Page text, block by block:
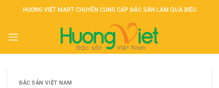
HƯƠNG VIỆT MART CHUYÊN CUNG CẤP ĐẶC SẢN LÀM QUÀ BIẾU
ĐẶC SẢN VIỆT NAM